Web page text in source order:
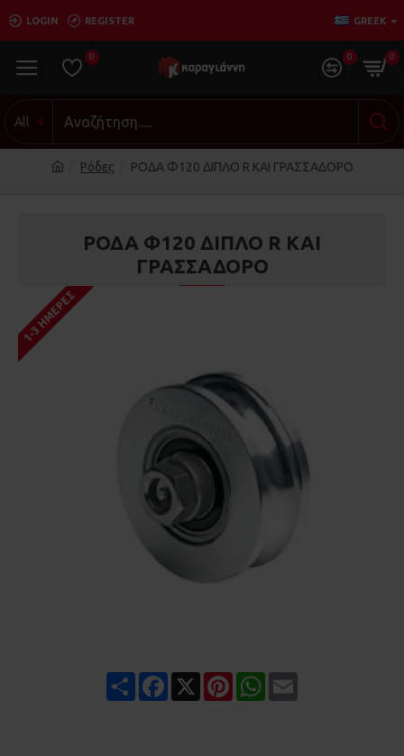
LOGIN REGISTER GREEK
0 0 0
All
Ρόδες ΡΟΔΑ Φ120 ΔΙΠΛΟ R ΚΑΙ ΓΡΑΣΣΑΔΟΡΟ
ΡΟΔΑ Φ120 ΔΙΠΛΟ R ΚΑΙ
ΓΡΑΣΣΑΔΟΡΟ
1-3 ΗΜΈΡΕΣ
Share Facebook PinterestWhatsApp